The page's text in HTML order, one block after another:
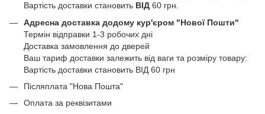
Вартість доставки становить ВІД 60 грн.
Адресна доставка додому кур'єром "Нової Пошти"
Термін відправки 1-3 робочих дні
Доставка замовлення до дверей
Ваш тариф доставки залежить від ваги та розміру товару:
Вартість доставки становить ВІД 60 грн
Післяплата "Нова Пошта"
Оплата за реквізитами